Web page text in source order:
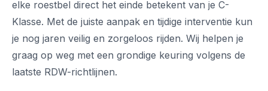
elke roestbel direct het einde betekent van je C-
Klasse. Met de juiste aanpak en tijdige interventie kun
je nog jaren veilig en zorgeloos rijden. Wij helpen je
graag op weg met een grondige keuring volgens de
laatste RDW-richtlijnen.